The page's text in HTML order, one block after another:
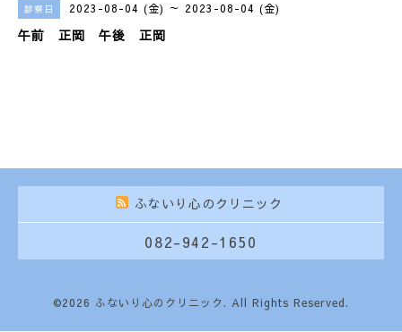
診察日 2023-08-04 (金) ～ 2023-08-04 (金)
午前 正岡 午後 正岡
ふないり心のクリニック
082-942-1650
©2026 ふないり心のクリニック. All Rights Reserved.